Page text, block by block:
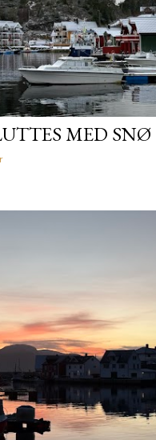
MED SNØ